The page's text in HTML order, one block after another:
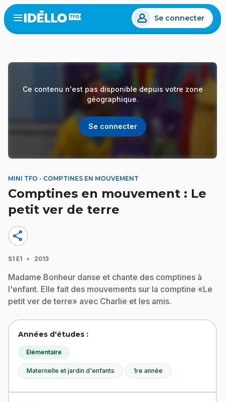
Aller
au
contenu
Open
menu
Se connecter
Ce contenu n'est pas disponible depuis votre zone
géographique.
Se connecter
MINI TFO - COMPTINES EN MOUVEMENT
Comptines en mouvement : Le
petit ver de terre
share
S1 E1 · 2013
Madame Bonheur danse et chante des comptines à
l'enfant. Elle fait des mouvements sur la comptine «Le
petit ver de terre» avec Charlie et les amis.
Années d'études :
Élémentaire
Maternelle et jardin d'enfants 1re année